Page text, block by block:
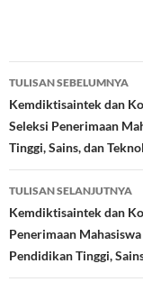
Navigasi
Tulisan
TULISAN SEBELUMNYA
Kemdiktisaintek dan
Seleksi Penerimaan
Tinggi, Sains, dan
TULISAN SELANJUTNYA
Kemdiktisaintek dan
Penerimaan
Pendidikan Tinggi,